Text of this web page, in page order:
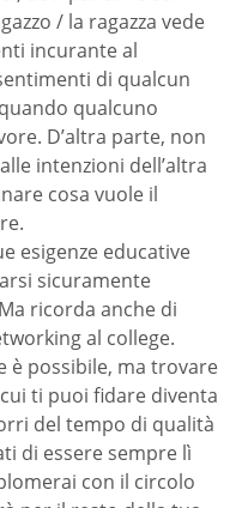
/ la ragazza vede
incurante al
di qualcun
qualcuno
D’altra parte, non
intenzioni dell’altra
cosa vuole il
esigenze educative
sicuramente
ricorda anche di
al college.
è possibile, ma trovare
ti puoi fidare diventa
del tempo di qualità
di essere sempre lì
con il circolo